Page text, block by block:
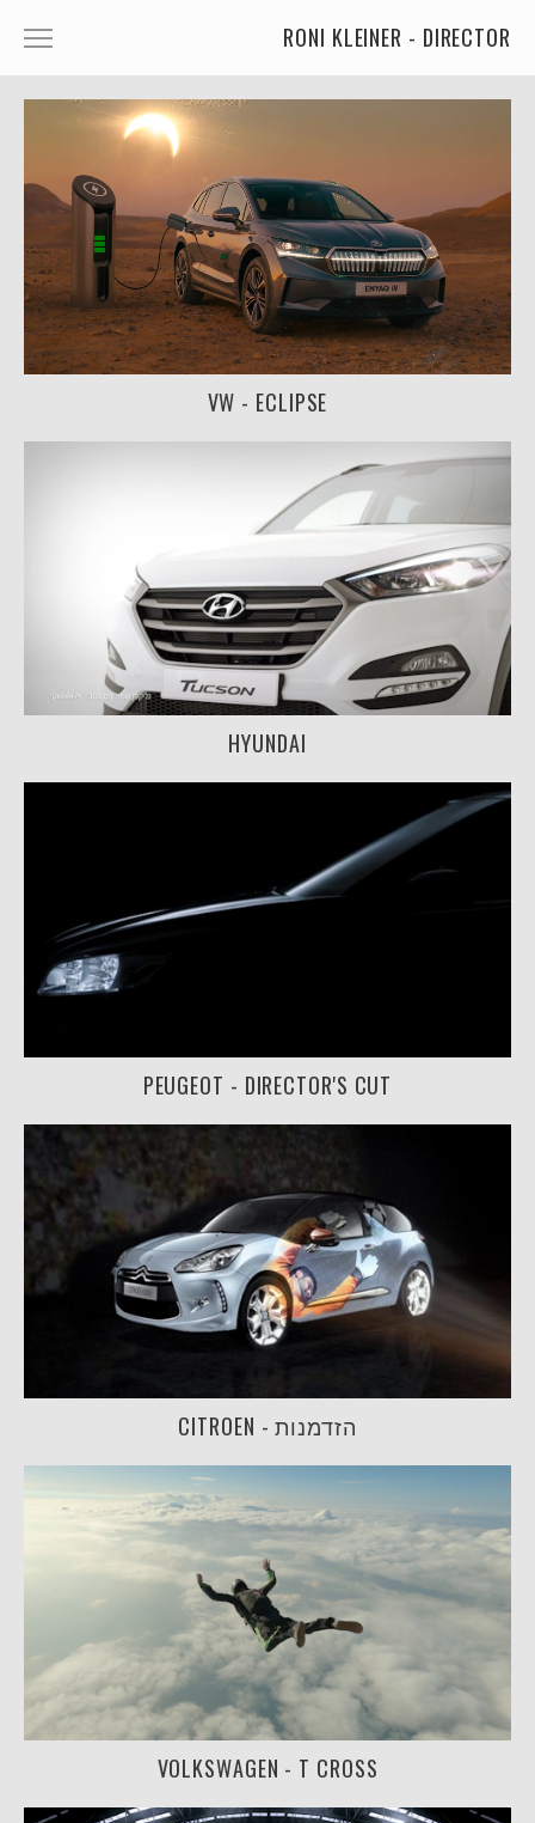
RONI KLEINER - DIRECTOR
VFX & ANIMATION
STORYTELLING
COMEDY
KIDS
FOOD
MORE
CONTACT
VW - ECLIPSE
HYUNDAI
PEUGEOT - DIRECTOR'S CUT
CITROEN - הזדמנות
VOLKSWAGEN - T CROSS